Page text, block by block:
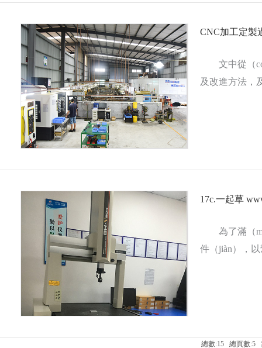
CNC加工定製
文中從（
及改進方法，
​17c.一起草
為了滿（
件（jiàn），
總數:15 總頁數:5